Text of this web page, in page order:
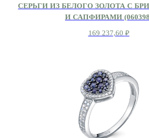
СЕРЬГИ ИЗ БЕЛОГО ЗОЛОТА С
И САПФИРАМИ
169 237,60 ₽